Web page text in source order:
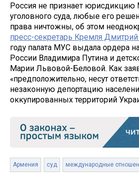
Россия не признает юрисдикцию
уголовного суда, любые его
права ничтожны, об этом
пресс-секретарь Кремля
году палата МУС выдала ордера
России Владимира Путина и
Марии Львовой-Беловой. Как
«предположительно, несут
незаконную депортацию
оккупированных территорий
Армения суд международные